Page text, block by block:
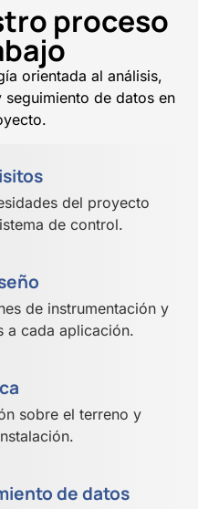
proceso
orientada al análisis,
de datos en
del proyecto
de control.
de instrumentación y
a cada aplicación.
sobre el terreno y
de datos